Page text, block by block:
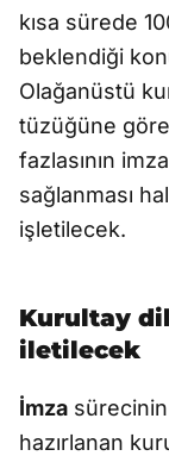
kısa sürede
beklendiği
Olağanüstü
tüzüğüne
fazlasının
sağlanması
işletilecek.
Kurultay
iletilecek
İmza sürecinin
hazırlanan